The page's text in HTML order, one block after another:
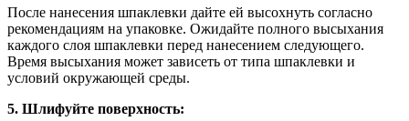
После нанесения шпаклевки дайте ей высохнуть согласно
рекомендациям на упаковке. Ожидайте полного высыхания
каждого слоя шпаклевки перед нанесением следующего.
Время высыхания может зависеть от типа шпаклевки и
условий окружающей среды.
5. Шлифуйте поверхность: